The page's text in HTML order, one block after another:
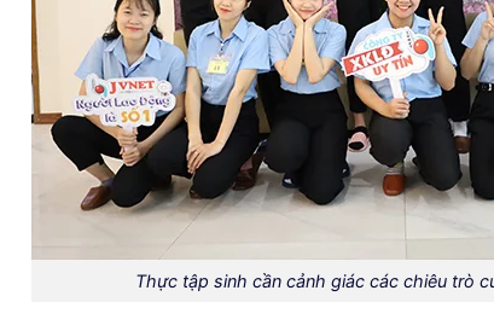
Thực tập sinh cần cảnh giác các chiêu trò